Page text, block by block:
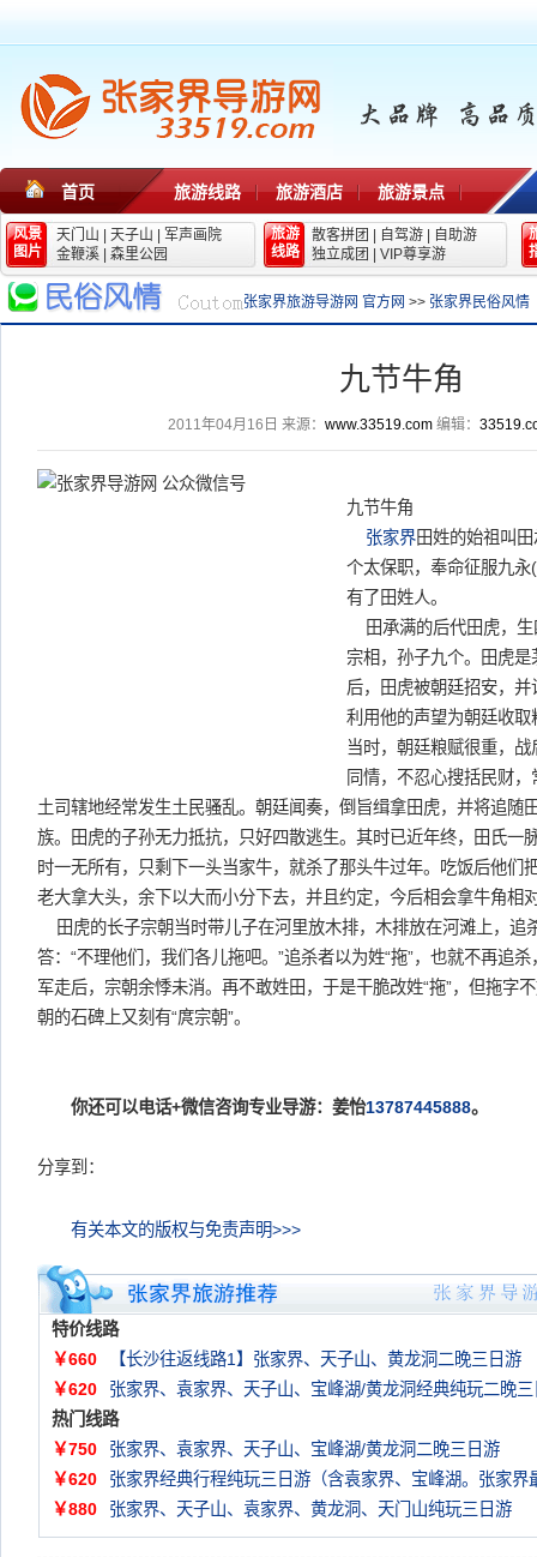
首页 旅游线路 旅游酒店 旅游景点
风景
图片
天门山 天子山
军声画院
金鞭溪
森里公园
旅游
线路
散客拼团 自驾游
自助游
独立成团
VIP尊享游
张家界旅游导游网 官方网 >> 张家界民俗风情
九节牛角
2011年04月16日 来源： www.33519.com编辑：
九节牛角
张家界田姓的始祖叫
个太保职，奉命征服九
有了田姓人。
田承满的后代田虎，生
宗相，孙子九个。田虎
后，田虎被朝廷招安，
利用他的声望为朝廷收
当时，朝廷粮赋很重，战
同情，不忍心搜括民财
土司辖地经常发生土民骚乱。朝廷闻奏，倒旨缉拿田虎，并将追随
族。田虎的子孙无力抵抗，只好四散逃生。其时已近年终，田氏一
时一无所有，只剩下一头当家牛，就杀了那头牛过年。吃饭后他们
老大拿大头，余下以大而小分下去，并且约定，今后相会拿牛角相
田虎的长子宗朝当时带儿子在河里放木排，木排放在河滩上，追
答：“不理他们，我们各儿拖吧。”追杀者以为姓“拖”，也就不再追
军走后，宗朝余悸未消。再不敢姓田，于是干脆改姓“拖”，但拖字
朝的石碑上又刻有“庹宗朝”。
你还可以电话+微信咨询专业导游：姜怡13787445888。
分享到：
有关本文的版权与免责声明>>>
特价线路
￥660
【长沙往返线路1】张家界、天子山、黄龙洞二晚三日游
￥620
张家界、袁家界、天子山、宝峰湖/黄龙洞经典纯玩二晚三
热门线路
￥750
张家界、袁家界、天子山、宝峰湖/黄龙洞二晚三日游
￥620
张家界经典行程纯玩三日游（含袁家界、宝峰湖。张家界
￥880
张家界、天子山、袁家界、黄龙洞、天门山纯玩三日游